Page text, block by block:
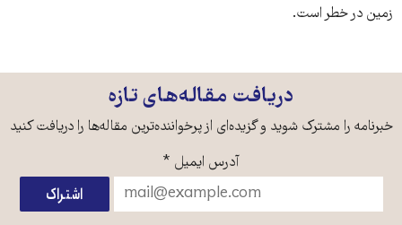
زمین در خطر است.
دریافت مقاله‌های تازه
خبرنامه را مشترک شوید و گزیده‌ای از پرخواننده‌ترین مقاله‌ها را دریافت کنید
آدرس ایمیل *